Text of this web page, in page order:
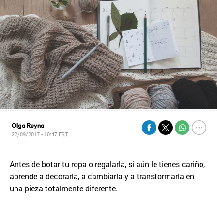
Olga Reyna
22/09/2017 - 10:47 EST
Antes de botar tu ropa o regalarla, si aún le tienes cariño,
aprende a decorarla, a cambiarla y a transformarla en
una pieza totalmente diferente.